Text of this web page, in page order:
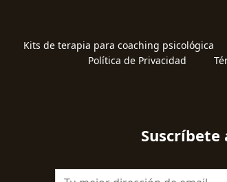
Kits de terapia para coaching psicológica
Política de Privacidad